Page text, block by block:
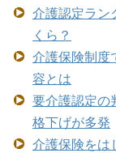
介護認定ラン
くら？
介護保険制度
容とは
要介護認定
格下げが多発
介護保険を